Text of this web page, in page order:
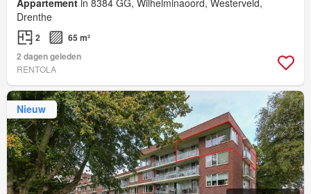
Drenthe
2
65 m²
2 dagen geleden
RENTOLA
Nieuw